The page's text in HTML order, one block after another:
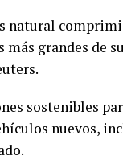
natural
grandes de
sostenibles
nuevos,